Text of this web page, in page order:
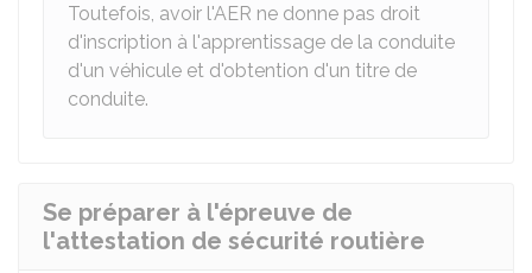
Toutefois, avoir l'AER ne donne pas droit
d'inscription à l'apprentissage de la conduite
d'un véhicule et d'obtention d'un titre de
conduite.
Se préparer à l'épreuve de
l'attestation de sécurité routière